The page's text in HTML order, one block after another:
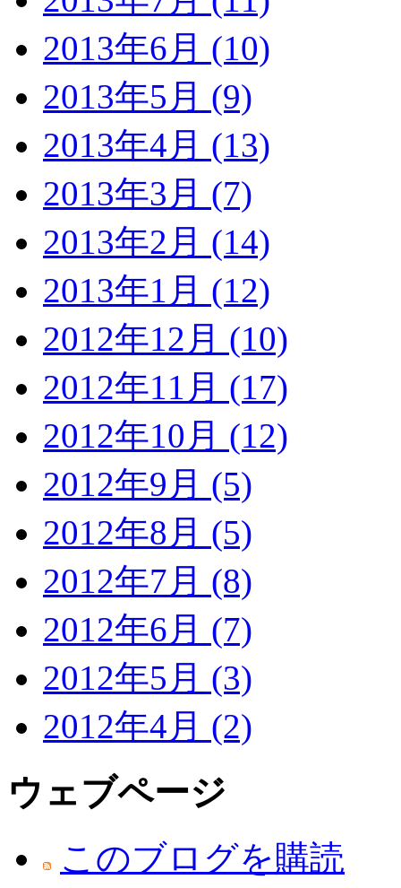
2013年6月 (10)
2013年5月 (9)
2013年4月 (13)
2013年3月 (7)
2013年2月 (14)
2013年1月 (12)
2012年12月 (10)
2012年11月 (17)
2012年10月 (12)
2012年9月 (5)
2012年8月 (5)
2012年7月 (8)
2012年6月 (7)
2012年5月 (3)
2012年4月 (2)
ウェブページ
このブログを購読